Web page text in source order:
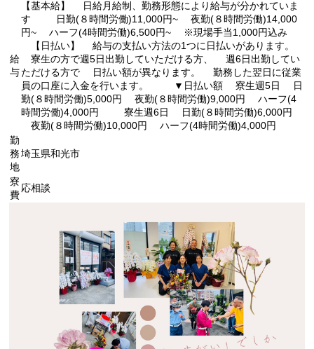
給
与
【基本給】 日給月給制、勤務形態により給与が分かれていま
す 日勤(８時間労働)11,000円~ 夜勤(８時間労働)14,000
円~ ハーフ(4時間労働)6,500円~ ※現場手当1,000円込み
【日払い】 給与の支払い方法の1つに日払いがあります。
寮生の方で週5日出勤していただける方、 週6日出勤してい
ただける方で 日払い額が異なります。 勤務した翌日に従業
員の口座に入金を行います。 ▼日払い額 寮生週5日 日
勤(８時間労働)5,000円 夜勤(８時間労働)9,000円 ハーフ(4
時間労働)4,000円 寮生週6日 日勤(８時間労働)6,000円
夜勤(８時間労働)10,000円 ハーフ(4時間労働)4,000円
勤
務
地
埼玉県和光市
寮
費
応相談